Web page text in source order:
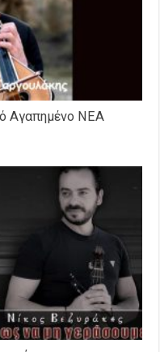
Αγαπημένο NEΑ